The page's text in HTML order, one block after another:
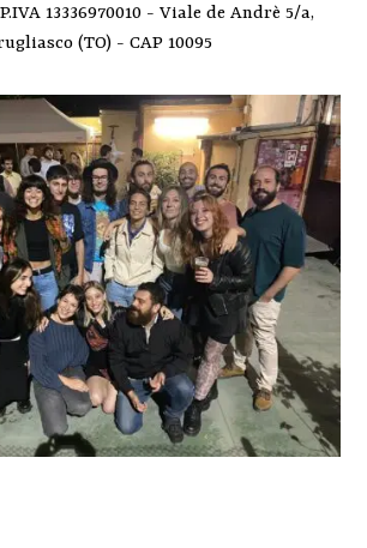
13336970010 - Viale de Andrè 5/a,
(TO) - CAP 10095